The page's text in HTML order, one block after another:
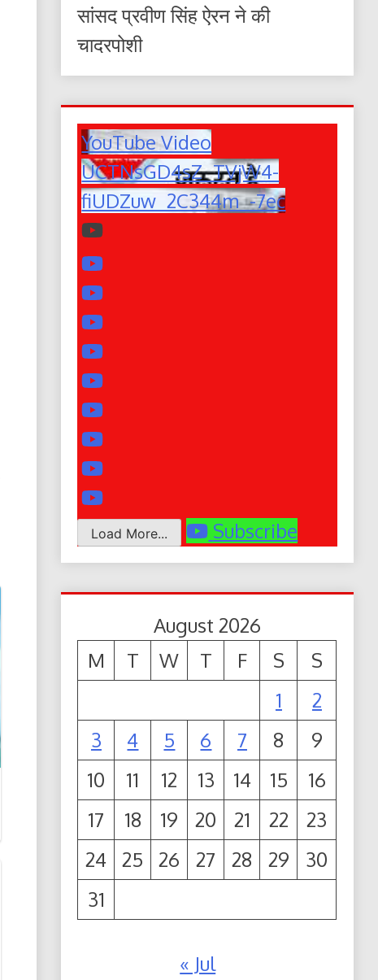
सांसद प्रवीण सिंह ऐरन ने की
चादरपोशी
YouTube Video
UCTNsGD4sZ_TVjW4-
fiUDZuw_2C344m_-7ec
Load More... Subscribe
August 2026
M
T W T F S
S
1
2
3
4 5 6 7 8
9
10
11 12 13 14 15
16
17
18 19 20 21 22
23
24
25 26 27 28 29
30
31
« Jul